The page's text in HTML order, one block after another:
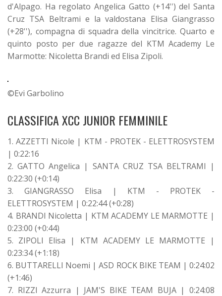
d'Alpago. Ha regolato Angelica Gatto (+14'') del Santa
Cruz TSA Beltrami e la valdostana Elisa Giangrasso
(+28''), compagna di squadra della vincitrice. Quarto e
quinto posto per due ragazze del KTM Academy Le
Marmotte: Nicoletta Brandi ed Elisa Zipoli.
©Evi Garbolino
CLASSIFICA XCC JUNIOR FEMMINILE
1. AZZETTI Nicole | KTM - PROTEK - ELETTROSYSTEM
| 0:22:16
2. GATTO Angelica | SANTA CRUZ TSA BELTRAMI |
0:22:30 (+0:14)
3. GIANGRASSO Elisa | KTM - PROTEK -
ELETTROSYSTEM | 0:22:44 (+0:28)
4. BRANDI Nicoletta | KTM ACADEMY LE MARMOTTE |
0:23:00 (+0:44)
5. ZIPOLI Elisa | KTM ACADEMY LE MARMOTTE |
0:23:34 (+1:18)
6. BUTTARELLI Noemi | ASD ROCK BIKE TEAM | 0:24:02
(+1:46)
7. RIZZI Azzurra | JAM'S BIKE TEAM BUJA | 0:24:08